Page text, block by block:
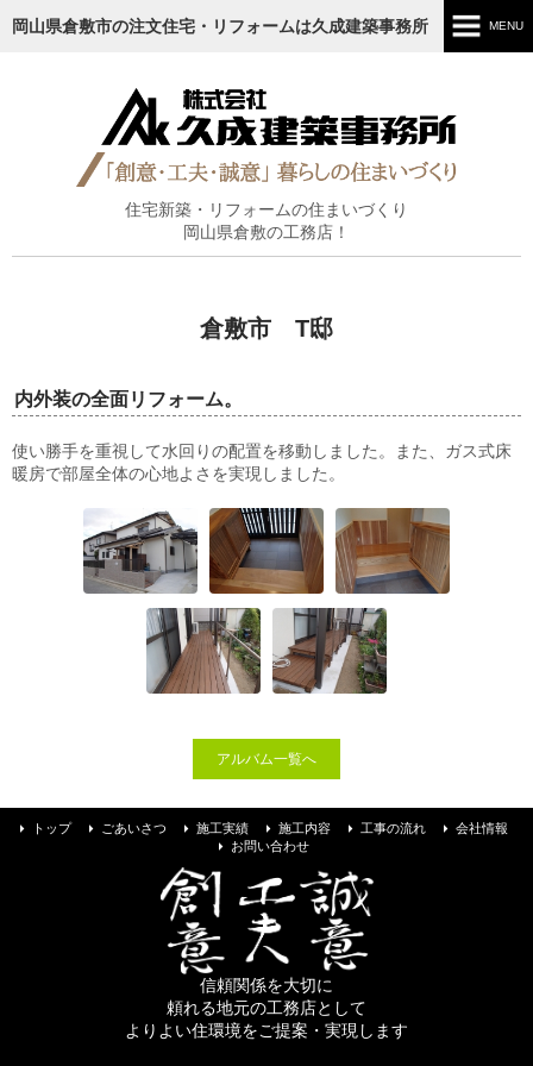
岡山県倉敷市の注文住宅・リフォームは久成建築事務所 MENU
ごあいさつ
施工実績
お問い合わせ
住宅新築・リフォームの住まいづくり
岡山県倉敷の工務店！
倉敷市 T邸
内外装の全面リフォーム。
使い勝手を重視して水回りの配置を移動しました。また、ガス式床
暖房で部屋全体の心地よさを実現しました。
アルバム一覧へ
トップ ごあいさつ 施工実績 施工内容 工事の流れ
会社情報
お問い合わせ
信頼関係を大切に
頼れる地元の工務店として
よりよい住環境をご提案・実現します